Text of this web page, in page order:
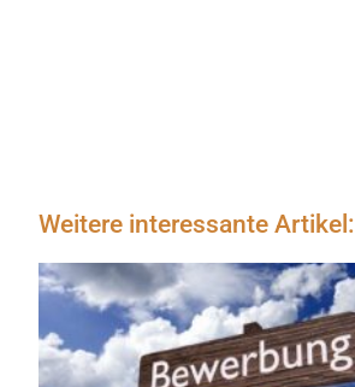
Weitere interessante Artikel: